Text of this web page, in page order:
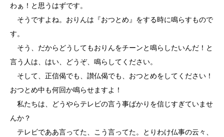
わぁ！と思うはずです。
そうですよね。おりんは『おつとめ』をする時に鳴らすもので
す。
そう、だからどうしてもおりんをチーンと鳴らしたいんだ！と
言う人は、はい、どうぞ、鳴らしてください。
そして、正信偈でも、讃仏偈でも、おつとめをしてください！
おつとめ中も何回か鳴らせますよ！
私たちは、どうやらテレビの言う事ばかりを信じすぎていませ
んか？
テレビでああ言ってた、こう言ってた。とりわけ仏事の云々、